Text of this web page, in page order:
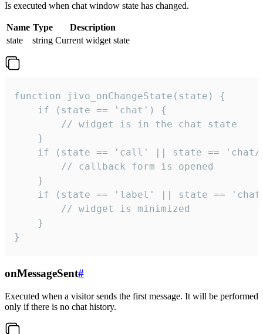
Is executed when chat window state has changed.
Name Type
Description
state
string Current widget state
function jivo_onChangeState(state) {
    if (state == 'chat') {
        // widget is in the chat state
    }
if (state == 'call' || state ==
        // callback form is opened
    }
if (state == 'label' || state ==
        // widget is minimized
    }
}
onMessageSent#
Executed when a visitor sends the first message. It will be performed
only if there is no chat history.